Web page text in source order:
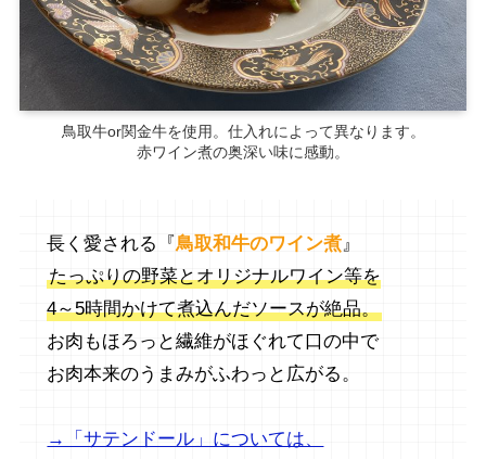
鳥取牛or関金牛を使用。仕入れによって異なります。
赤ワイン煮の奥深い味に感動。
長く愛される『鳥取和牛のワイン煮 』
たっぷりの野菜とオリジナルワイン等を
4～5時間かけて煮込んだソースが絶品。
お肉もほろっと繊維がほぐれて口の中で
お肉本来のうまみがふわっと広がる。
→「サテンドール」については、